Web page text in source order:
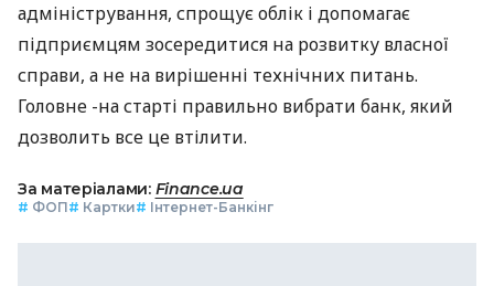
адміністрування, спрощує облік і допомагає
підприємцям зосередитися на розвитку власної
справи, а не на вирішенні технічних питань.
Головне -на старті правильно вибрати банк, який
дозволить все це втілити.
За матеріалами: Finance.ua
# ФОП# Картки# Інтернет-Банкінг